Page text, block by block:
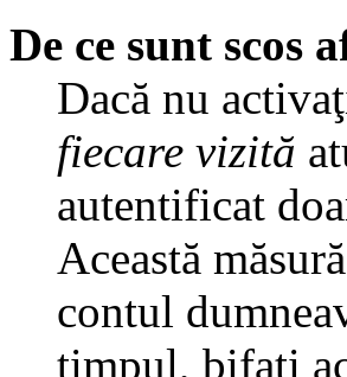
De ce sunt scos
Dacă nu
fiecare vizită
autentificat
Această
contul
timpul, bifaţi